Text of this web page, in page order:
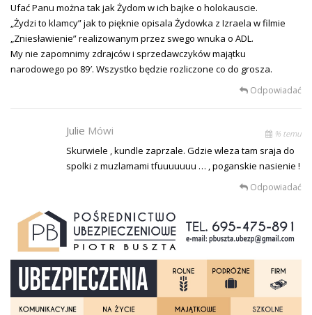
Ufać Panu można tak jak Żydom w ich bajke o holokauscie.
„Żydzi to klamcy” jak to pięknie opisala Żydowka z Izraela w filmie
„Zniesławienie” realizowanym przez swego wnuka o ADL.
My nie zapomnimy zdrajców i sprzedawczyków majątku
narodowego po 89′. Wszystko będzie rozliczone co do grosza.
Odpowiadać
Julie Mówi % temu
Skurwiele , kundle zaprzale. Gdzie wleza tam sraja do
spolki z muzlamami tfuuuuuuu … , poganskie nasienie !
Odpowiadać